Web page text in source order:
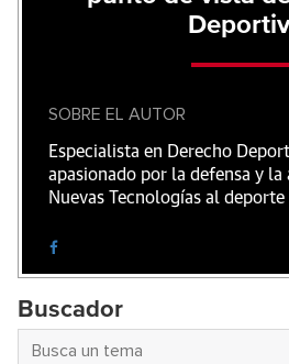
SOBRE EL AUTOR
Especialista en Derecho
apasionado por la defensa y la
Nuevas Tecnologías al deporte
Buscador